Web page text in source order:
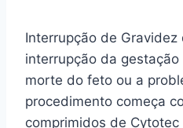
Interrupção de Gravidez
interrupção da
morte do feto ou a
procedimento começa
comprimidos de